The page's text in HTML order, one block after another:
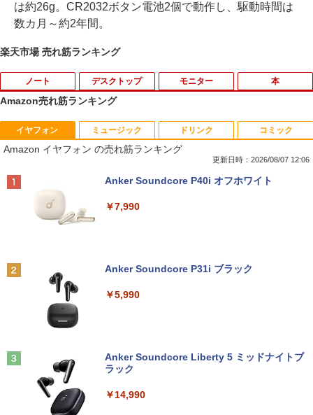
は約26g。CR2032ボタン電池2個で動作し、駆動時間は
数カ月～約2年間。
楽天市場 売れ筋ランキング
ノート
1
ノートパソコン 極軽量約965g 富士通 LI
FEBOOK U748 14インチ 高性能第7世代
Core i5-7300U カメラ内蔵 メモリ最大16
WIFI Bluetooth Office付き 5GWIFI Blu
dows11 中古ノートパソコン
indows11 超高性能 第10世代Core i5-10
も対応可能 Win10）
デスクトップ
1
超得10％OFF｜買い替えならこれ!! Micr
osoft office付き デスクトップパソコン
中古デスクトップ 第8世代 メモリ8GB S
ト購入可能 単品 NEC デスクトップ PC
ソコン マイクロソフトオフィス 2019 PC
ンス】GMKtec G10 ミニPC【AMD Ryz
Ryzen 5 N95/N97/N100/4300U/N150よ
り高性能
￥61,999
モニター
1
Yoothi 互換品 液晶 15.6インチ NV156F
HM-N41 NV156FHM-N42 NV156FHM-N
43 NV156FHM-N46 NV156FHM-N47 NV
PS LED LCD 液晶ディスプレイ 修理交換
＼500円OFFクーポンあり！／ モバイル
スプレイ VESA対応 コスパ デュアルモニ
￥9,480
本
1
獣医腫瘍学テキスト 第2版[本/雑誌] / 日
本獣医がん学会/著 日本獣医がん学会獣医
腫瘍科認定医認定委員会/監修
￥19,800
円をつくった超レバレッジ投資の極意 [
宮脇 さき ]
￥1,980
3
巻） 衛生と病院 [ 鈴木哲造 ]
Amazon売れ筋ランキング
イヤフォン
Amazon イヤフォン の売れ筋ランキング
更新日時：2026/08/07 12:06
Anker Soundcore P40i オフホワイト
￥7,990
Anker Soundcore P31i ブラック
￥5,990
Anker Soundcore Liberty 5 ミッドナイトブ
ラック
￥14,990
ミュージック ドリンク コミック